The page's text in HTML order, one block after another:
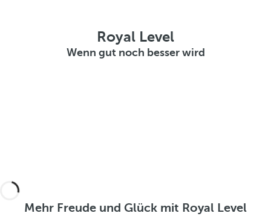
Royal Level
Wenn gut noch besser wird
Mehr Freude und Glück mit Royal Level